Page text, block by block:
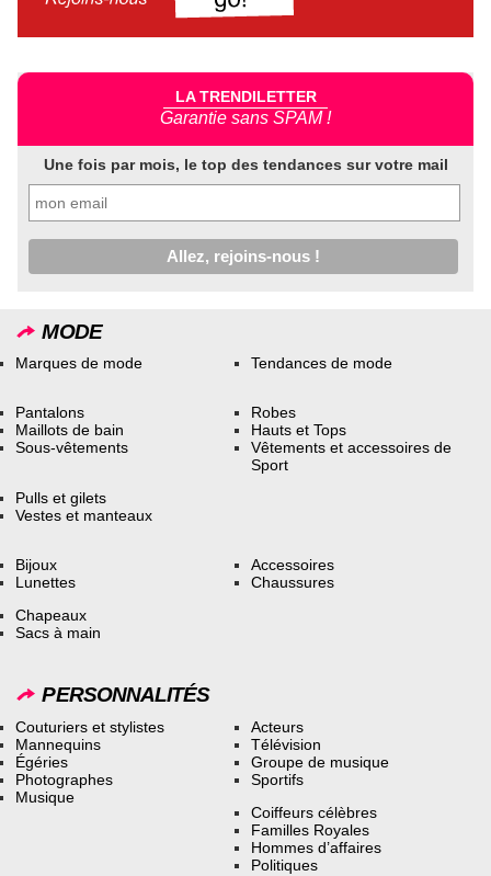
LA TRENDILETTER
Garantie sans SPAM !
Une fois par mois, le top des tendances sur votre mail
MODE
Marques de mode Tendances de mode
Pantalons
Maillots de bain
Sous-vêtements
Robes
Hauts et Tops
Vêtements et accessoires de
Sport
Pulls et gilets
Vestes et manteaux
Bijoux
Lunettes
Accessoires
Chaussures
Chapeaux
Sacs à main
PERSONNALITÉS
Couturiers et stylistes
Mannequins
Égéries
Photographes
Musique
Acteurs
Télévision
Groupe de musique
Sportifs
Coiffeurs célèbres
Familles Royales
Hommes d’affaires
Politiques